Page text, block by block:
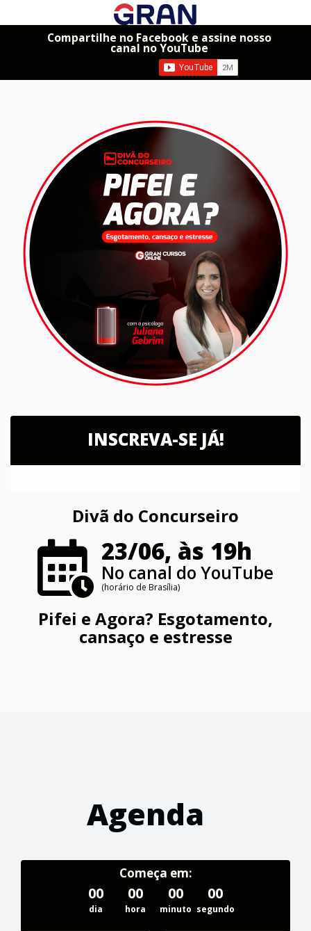
Compartilhe no Facebook e assine nosso
canal no YouTube
INSCREVA-SE JÁ!
Divã do Concurseiro
23/06, às 19h
No canal do YouTube
(horário de Brasília)
Pifei e Agora? Esgotamento,
cansaço e estresse
Agenda
Começa em:
00
dia
00
hora
00
minuto
00
segundo